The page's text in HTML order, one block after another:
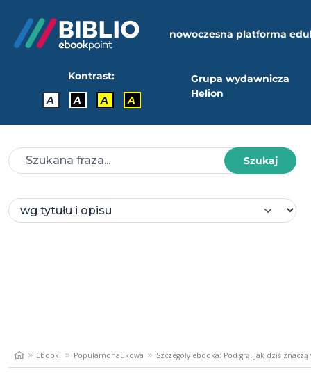
nowoczesna platforma
Kontrast:
A
A A A
Grupa wydawnicza
Helion
Szukaj
Ebooki Popularnonaukowa Szczegóły ebooka: Pod grą. Jak dziś znaczą